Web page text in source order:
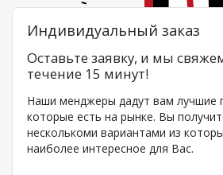
Индивидуальный заказ
Оставьте заявку, и мы
течение 15 минут!
Наши менджеры дадут вам лучшие
которые есть на рынке. Вы
несколькоми вариантами из
наиболее интересное для Вас.